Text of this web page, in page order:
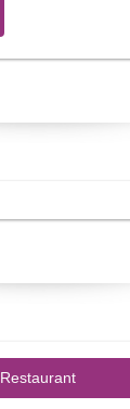
Restaurant